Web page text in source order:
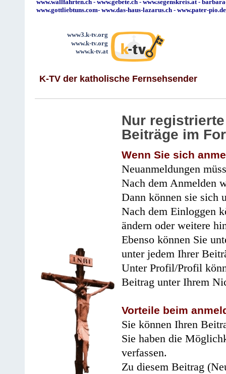
www.wallfahrten.ch - www.gebete.ch - www.segenskreis.at -
www.gottliebtuns.com- www.das-haus-lazarus.ch - www.pater-pio.de
www3.k-tv.org
www.k-tv.org
www.k-tv.at
K-TV der katholische Fernsehsender
Nur
Beiträge im
Wenn Sie sich
Neuanmeldungen
Nach dem Anmelden
Dann können sie sich
Nach dem Einloggen
ändern oder weitere
Ebenso können Sie
unter jedem Ihrer
Unter Profil/Profil
Beitrag unter Ihrem
Vorteile beim
Sie können Ihren
Sie haben die
verfassen.
Zu diesem Beitrag